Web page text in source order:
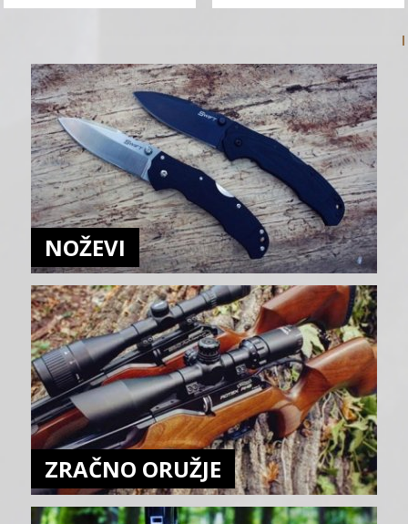
NOŽEVI
ZRAČNO ORUŽJE